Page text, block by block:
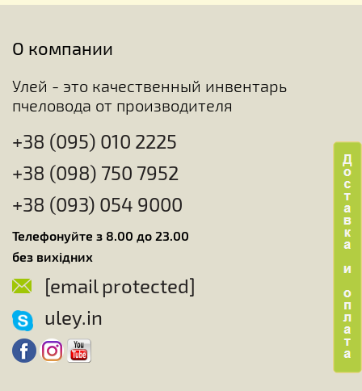
О компании
Улей - это качественный инвентарь
пчеловода от производителя
+38 (095) 010 2225
+38 (098) 750 7952
+38 (093) 054 9000
Телефонуйте з 8.00 до 23.00
без вихідних
[email protected]
uley.in